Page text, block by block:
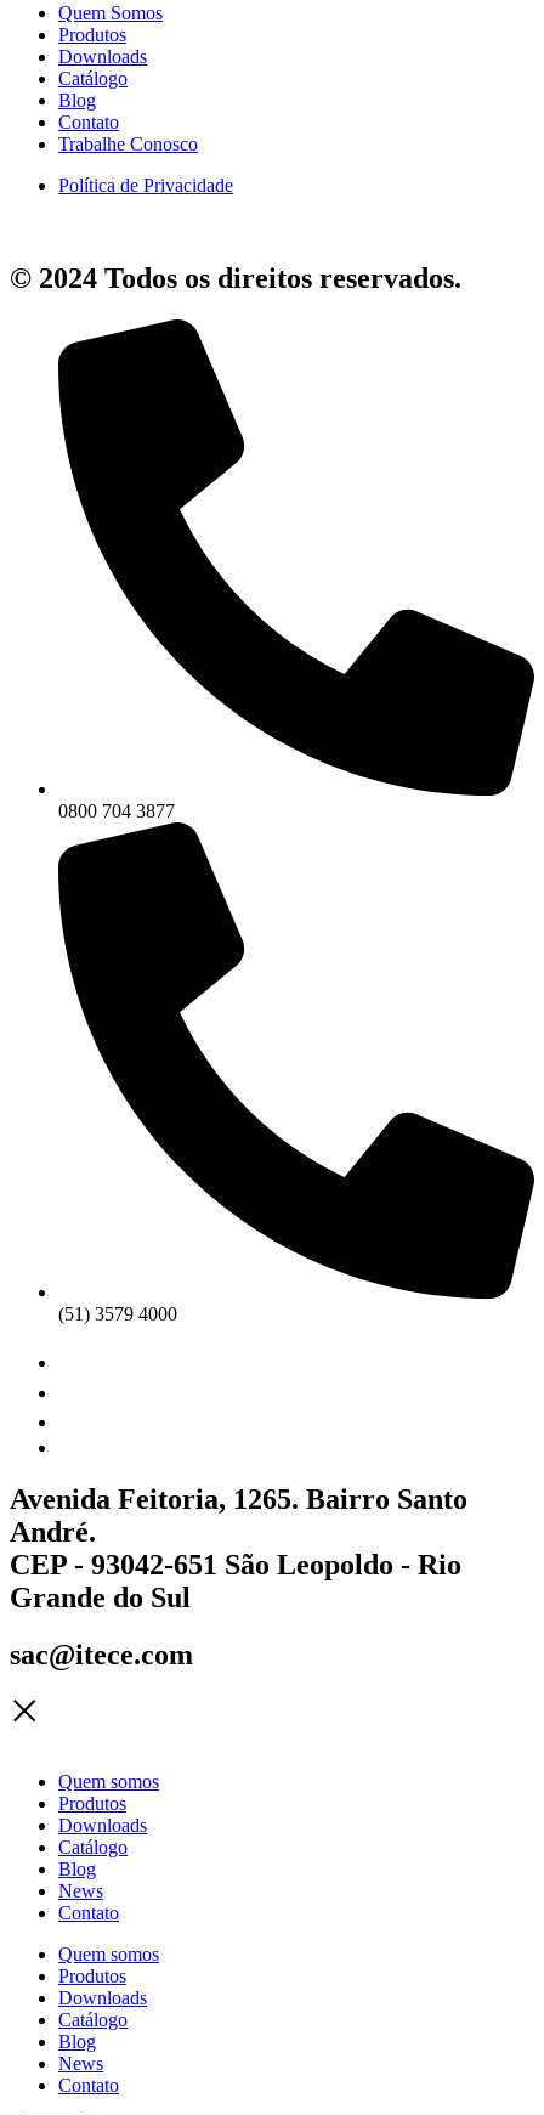
Quem Somos
Produtos
Downloads
Catálogo
Blog
Contato
Trabalhe Conosco
Política de Privacidade
© 2024 Todos os direitos reservados.
0800 704 3877
(51) 3579 4000
Avenida Feitoria, 1265. Bairro Santo
André.
CEP - 93042-651 São Leopoldo - Rio
Grande do Sul
sac@itece.com
Quem somos
Produtos
Downloads
Catálogo
Blog
News
Contato
Quem somos
Produtos
Downloads
Catálogo
Blog
News
Contato